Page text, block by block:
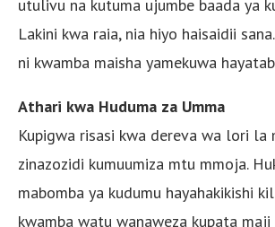
utulivu na kutuma ujumbe baada ya
Lakini kwa raia, nia hiyo haisaidii
ni kwamba maisha yamekuwa
Athari kwa Huduma za Umma
Kupigwa risasi kwa dereva wa lori la
zinazozidi kumuumiza mtu mmoja.
mabomba ya kudumu hayahakikishi
kwamba watu wanaweza kupata